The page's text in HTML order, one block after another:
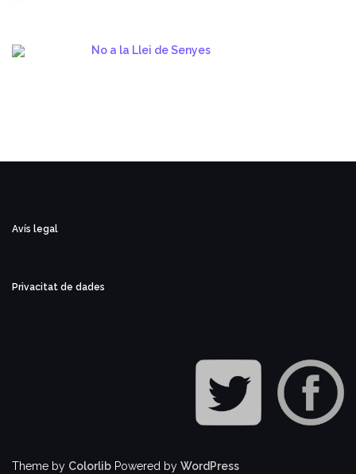
No a la Llei de Senyes
Avís legal
Privacitat de dades
Theme by Colorlib Powered by WordPress